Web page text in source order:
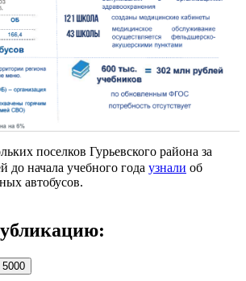
поселков Гурьевского района за
до начала учебного года узнали об
автобусов.
5000